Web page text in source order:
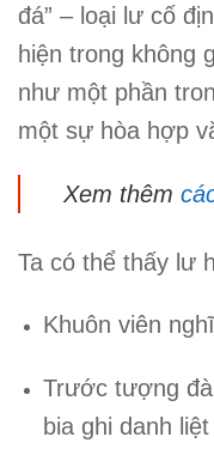
đá” – loại lư cố
hiện trong không
như một phần
một sự hòa hợp
Xem thêm
Ta có thể thấy lư
Khuôn viên
Trước tượng
bia ghi danh